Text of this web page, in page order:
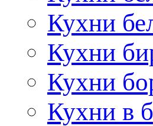
Кухни
Кухни
Кухни
Кухни в